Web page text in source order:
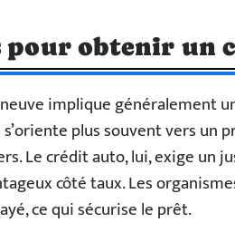
pour obtenir un
neuve implique généralement
s’oriente plus souvent vers un
Le crédit auto, lui, exige un
côté taux. Les
ce qui sécurise le prêt.